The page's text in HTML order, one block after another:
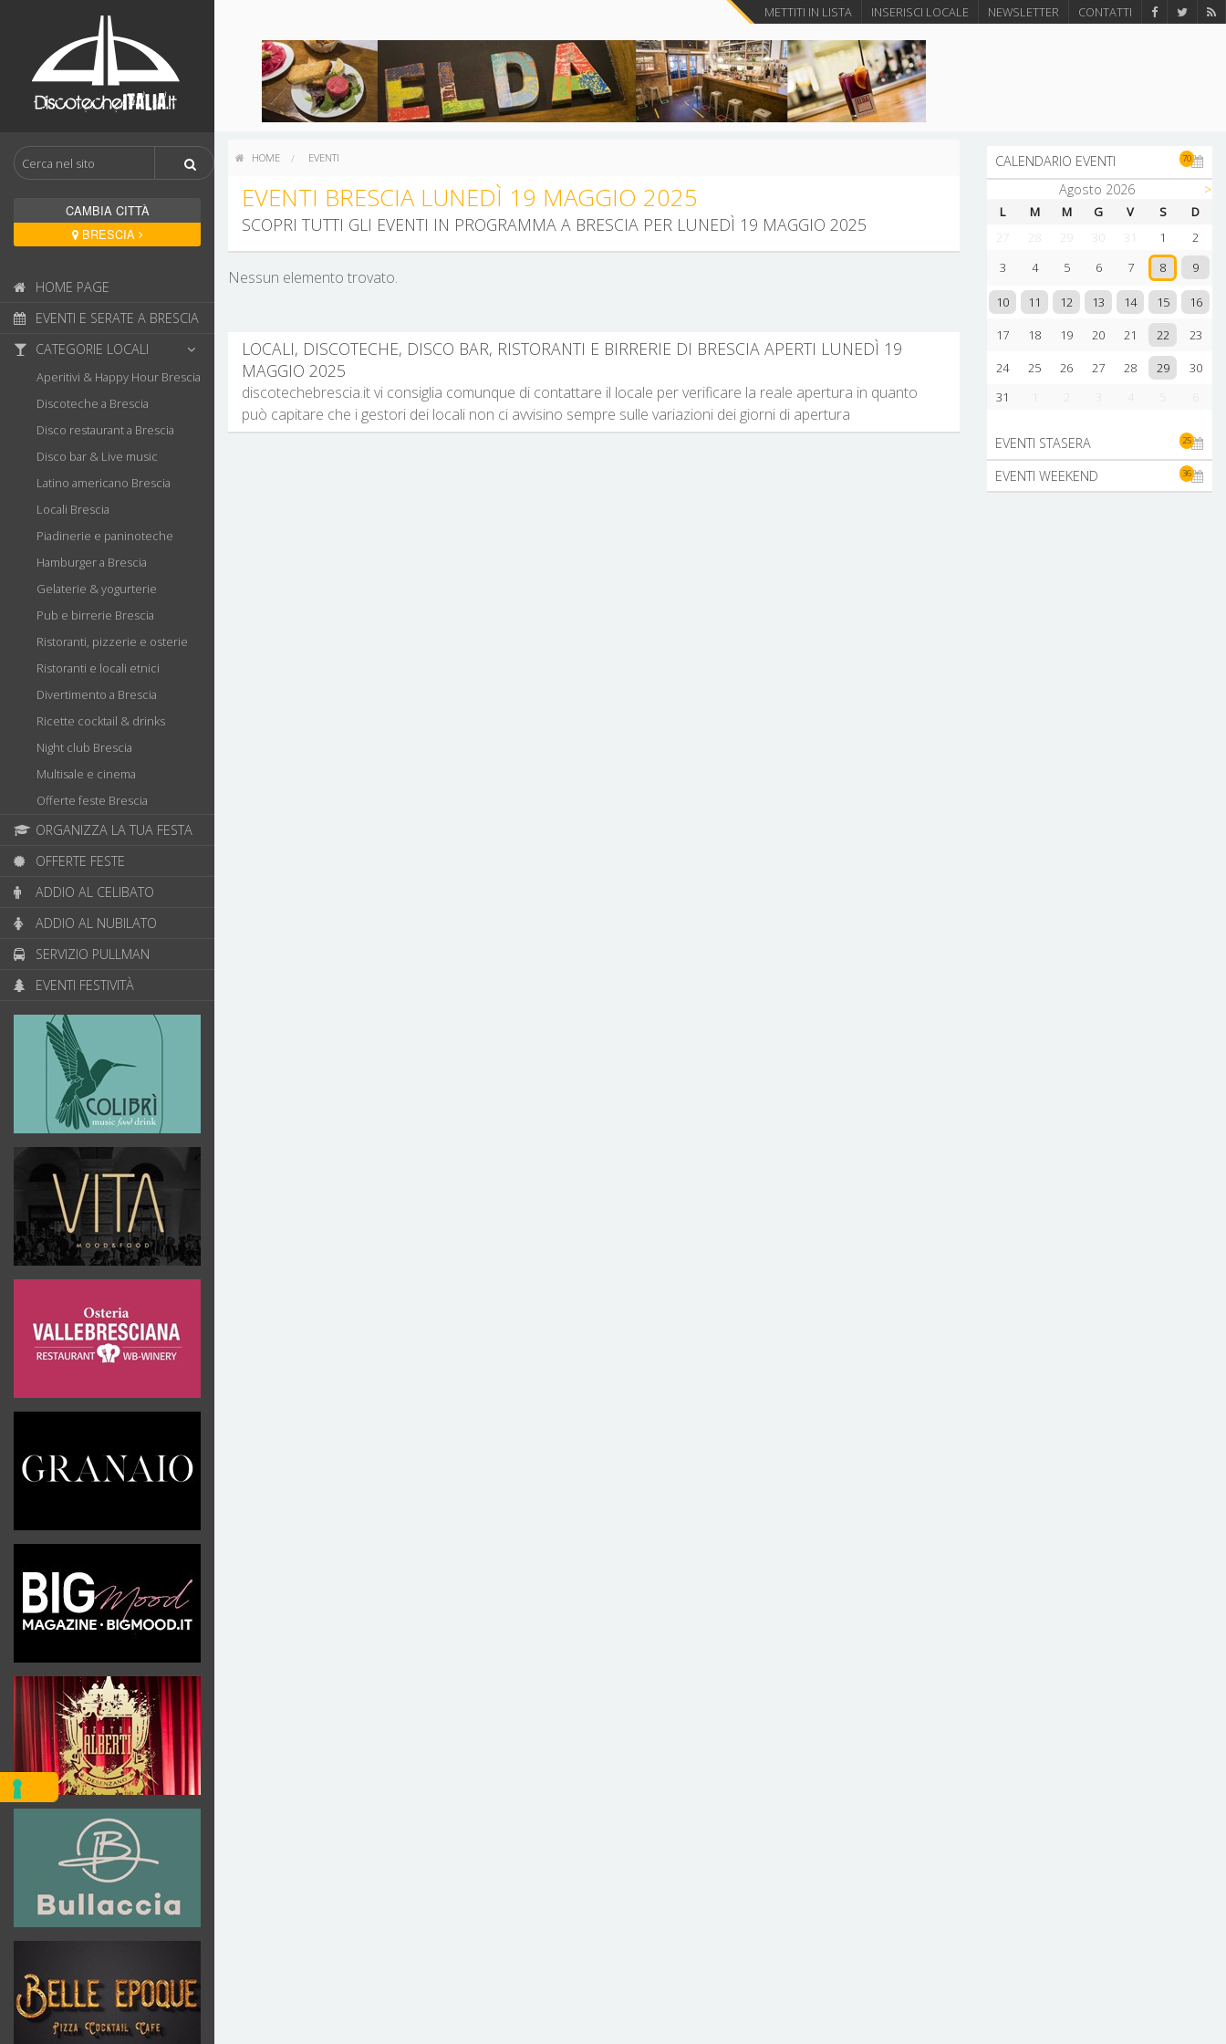
CAMBIA CITTÀ
BRESCIA
HOME PAGE
EVENTI E SERATE A BRESCIA
CATEGORIE LOCALI
Aperitivi & Happy Hour Brescia
Discoteche a Brescia
Disco restaurant a Brescia
Disco bar & Live music
Latino americano Brescia
Locali Brescia
Piadinerie e paninoteche
Hamburger a Brescia
Gelaterie & yogurterie
Pub e birrerie Brescia
Ristoranti, pizzerie e osterie
Ristoranti e locali etnici
Divertimento a Brescia
Ricette cocktail & drinks
Night club Brescia
Multisale e cinema
Offerte feste Brescia
ORGANIZZA LA TUA FESTA
OFFERTE FESTE
ADDIO AL CELIBATO
ADDIO AL NUBILATO
SERVIZIO PULLMAN
EVENTI FESTIVITÀ
METTITI IN LISTA INSERISCI LOCALE NEWSLETTER CONTATTI
HOME EVENTI
EVENTI BRESCIA LUNEDÌ 19 MAGGIO 2025
SCOPRI TUTTI GLI EVENTI IN PROGRAMMA A BRESCIA PER LUNEDÌ 19 MAGGIO 2025
Nessun elemento trovato.
LOCALI, DISCOTECHE, DISCO BAR, RISTORANTI E BIRRERIE DI BRESCIA APERTI LUNEDÌ 19
MAGGIO 2025
discotechebrescia.it vi consiglia comunque di contattare il locale per verificare la reale apertura in quanto
può capitare che i gestori dei locali non ci avvisino sempre sulle variazioni dei giorni di apertura
CALENDARIO EVENTI 70
Agosto 2026 >
L M M G V S
D
27
28 29 30 31 1
2
3
4 5 6 7 8 9
10 11 12 13 14 15 16
17 18 19 20 21 22
23
24
25 26 27 28 29
30
31
EVENTI STASERA 25
EVENTI WEEKEND 36